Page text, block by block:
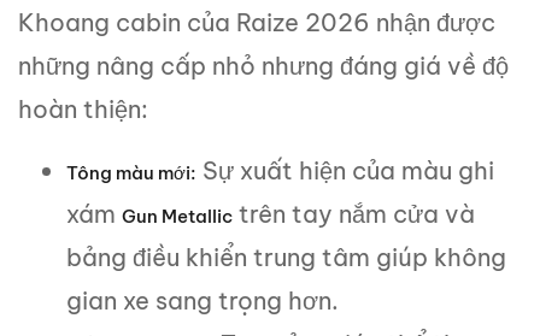
Khoang cabin của Raize 2026 nhận được
những nâng cấp nhỏ nhưng đáng giá về độ
hoàn thiện:
Tông màu mới: Sự xuất hiện của màu ghi
xám Gun Metallic trên tay nắm cửa và
bảng điều khiển trung tâm giúp không
gian xe sang trọng hơn.